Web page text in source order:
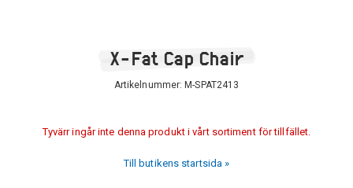
X-Fat Cap Chair
Artikelnummer: M-SPAT2413
Tyvärr ingår inte denna produkt i vårt sortiment för tillfället.
Till butikens startsida »